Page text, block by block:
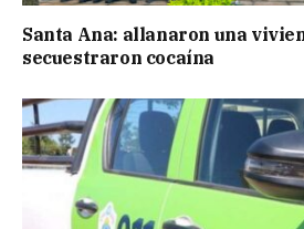
Santa Ana: allanaron una
secuestraron cocaína